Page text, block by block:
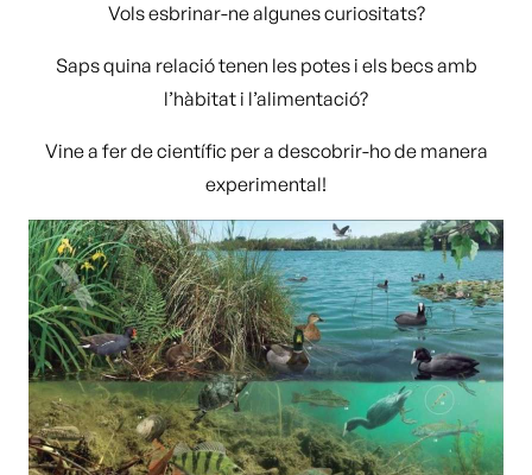
Vols esbrinar-ne algunes curiositats?
Saps quina relació tenen les potes i els becs amb
l’hàbitat i l’alimentació?
Vine a fer de científic per a descobrir-ho de manera
experimental!